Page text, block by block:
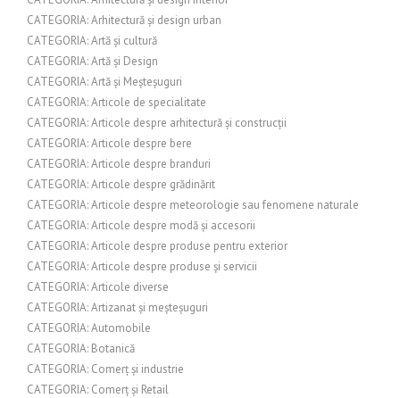
CATEGORIA: Arhitectură și design urban
CATEGORIA: Artă și cultură
CATEGORIA: Artă și Design
CATEGORIA: Artă și Meșteșuguri
CATEGORIA: Articole de specialitate
CATEGORIA: Articole despre arhitectură și construcții
CATEGORIA: Articole despre bere
CATEGORIA: Articole despre branduri
CATEGORIA: Articole despre grădinărit
CATEGORIA: Articole despre meteorologie sau fenomene naturale
CATEGORIA: Articole despre modă și accesorii
CATEGORIA: Articole despre produse pentru exterior
CATEGORIA: Articole despre produse și servicii
CATEGORIA: Articole diverse
CATEGORIA: Artizanat și meșteșuguri
CATEGORIA: Automobile
CATEGORIA: Botanică
CATEGORIA: Comerț și industrie
CATEGORIA: Comerț și Retail